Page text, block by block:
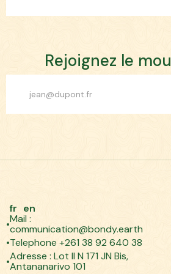
Rejoignez le mou
fr en
Mail :
communication@bondy.earth
Telephone +261 38 92 640 38
Adresse : Lot II N 171 JN Bis,
Antananarivo 101